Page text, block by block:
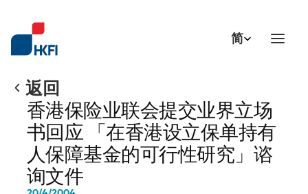
简
返回
香港保险业联会提交业界立场
书回应 「在香港设立保单持有
人保障基金的可行性研究」谘
询文件